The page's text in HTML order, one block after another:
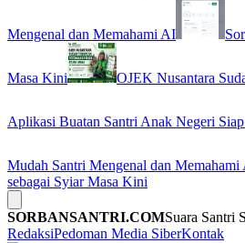
Mengenal dan Memahami AI
Masa Kini OJEK Nusantara
Aplikasi Buatan Santri Anak Negeri
Mudah Santri Mengenal dan Memahami
sebagai Syiar Masa Kini
SORBANSANTRI.COMSuara Santri
RedaksiPedoman Media SiberKontak